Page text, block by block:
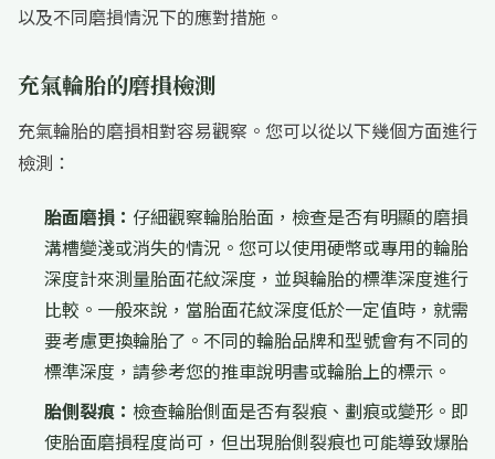
以及不同磨損情況下的應對措施。
充氣輪胎的磨損檢測
充氣輪胎的磨損相對容易觀察。您可以從以下幾個方面進行
檢測：
胎面磨損： 仔細觀察輪胎胎面，檢查是否有明顯的磨損
溝槽變淺或消失的情況。您可以使用硬幣或專用的輪胎
深度計來測量胎面花紋深度，並與輪胎的標準深度進行
比較。一般來說，當胎面花紋深度低於一定值時，就需
要考慮更換輪胎了。不同的輪胎品牌和型號會有不同的
標準深度，請參考您的推車說明書或輪胎上的標示。
胎側裂痕： 檢查輪胎側面是否有裂痕、劃痕或變形。即
使胎面磨損程度尚可，但出現胎側裂痕也可能導致爆胎